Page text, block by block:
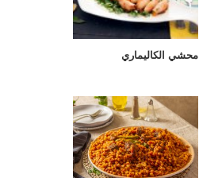
محشي الكاليماري